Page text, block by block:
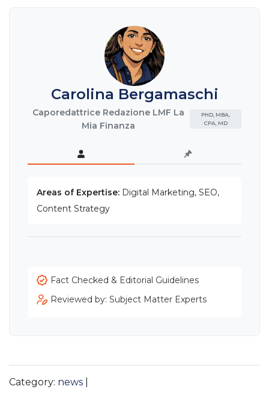
Carolina Bergamaschi
Caporedattrice Redazione LMF La
Mia Finanza
PHD, MBA,
CPA, MD
Areas of Expertise: Digital Marketing, SEO,
Content Strategy
Fact Checked & Editorial Guidelines
Reviewed by: Subject Matter Experts
Category: news